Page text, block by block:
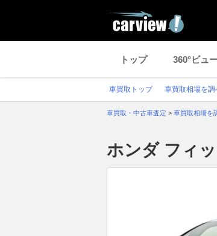
トップ 360°ビュ
車買取トップ 車買取相場を調
車買取・中古車査定 > 車買取相場を
ホンダ フィ